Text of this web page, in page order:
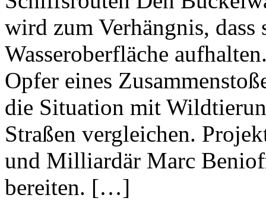
wird zum Verhängnis, dass
Wasseroberfläche
Opfer eines
die Situation mit
Straßen vergleichen.
und Milliardär Marc
bereiten. […]